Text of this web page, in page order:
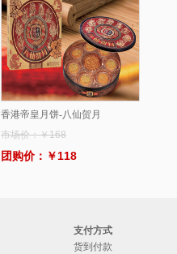
香港帝皇月饼-八仙贺月
市场价：￥168
团购价：￥118
支付方式
货到付款